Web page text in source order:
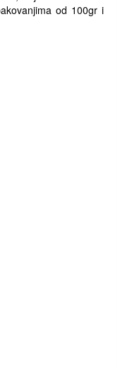
od 100gr i